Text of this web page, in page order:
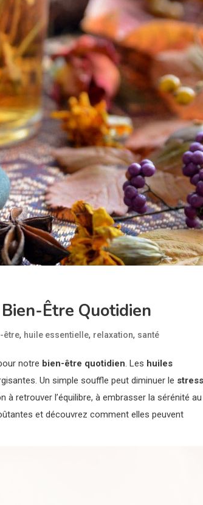
Être Quotidien
être, huile essentielle, relaxation, santé
notre bien-être quotidien . Les huiles
Un simple souffle peut diminuer le stress
retrouver l’équilibre, à embrasser la sérénité au
et découvrez comment elles peuvent